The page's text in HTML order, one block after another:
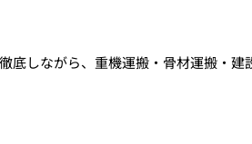
しながら、重機運搬・骨材運搬・